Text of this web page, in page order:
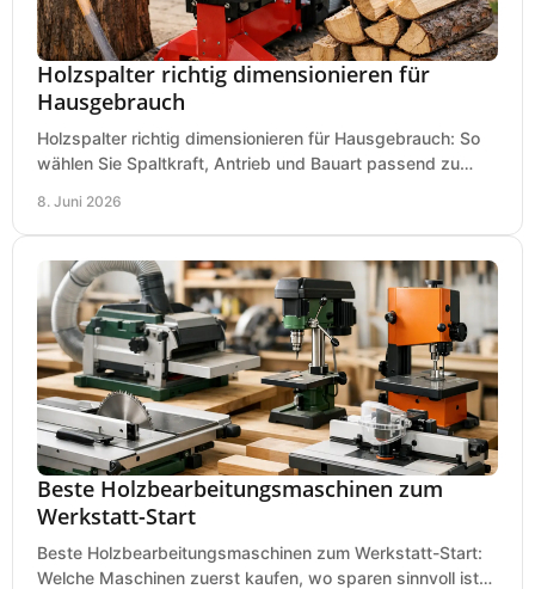
Holzspalter richtig dimensionieren für
Hausgebrauch
Holzspalter richtig dimensionieren für Hausgebrauch: So
wählen Sie Spaltkraft, Antrieb und Bauart passend zu
8. Juni 2026
Beste Holzbearbeitungsmaschinen zum
Werkstatt-Start
Beste Holzbearbeitungsmaschinen zum Werkstatt-Start:
Welche Maschinen zuerst kaufen, wo sparen sinnvoll ist